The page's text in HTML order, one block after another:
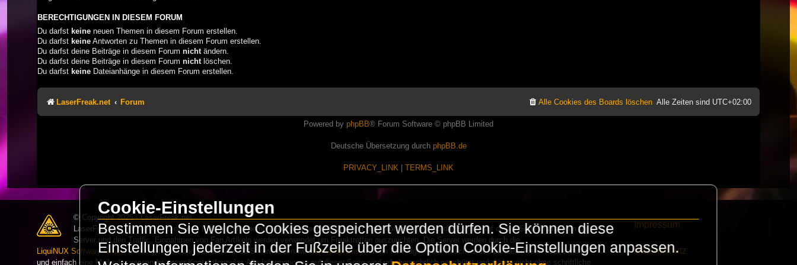
BERECHTIGUNGEN IN DIESEM FORUM
Du darfst keine neuen Themen in diesem Forum erstellen.
Du darfst keine Antworten zu Themen in diesem Forum erstellen.
Du darfst deine Beiträge in diesem Forum nicht ändern.
Du darfst deine Beiträge in diesem Forum nicht löschen.
Du darfst keine Dateianhänge in diesem Forum erstellen.
LaserFreak.net Forum Alle Zeiten sind UTC+02:00
Alle Cookies des Boards löschen
Powered by phpBB® Forum Software © phpBB Limited
Deutsche Übersetzung durch phpBB.de
PRIVACY_LINK TERMS_LINK
© Copyright 2025 - LaserFreak.net
LaserFreak ist ein freies und offenes Forum zum Thema Lasershowtechnik. Wir sind nicht kommerziell und die Banner auf dieser Seite finanzieren die
Server und den Traffic. Einnahmen von Fan Artikeln werden verwendet um Freaktreffen auszurichten. Die Server werden durch die
LiquiNUX Software GmbH Berlingehostet und betreut. Als CMS verwenden wirHomepageEasy. Wenn Ihr Fragen oder Beschwerden zu LaserFreak habt schickt
und einfach eine Mail oder verwendet unser Kontaktformular. Alle Informationen auf dieser Seite sind urheberrechtlich geschützt und dürfen nicht ohne schriftliche
Impressum
Datenschutz
Cookie-Einstellungen
Bestimmen Sie welche Cookies gespeichert werden dürfen. Sie können diese
Einstellungen jederzeit in der Fußzeile über die Option Cookie-Einstellungen anpassen.